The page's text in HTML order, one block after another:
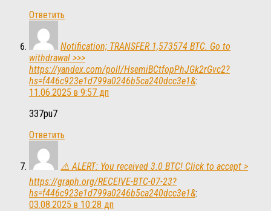
Ответить
Notification; TRANSFER 1,573574 BTC. Go to
withdrawal >>>
https://yandex.com/poll/HsemiBCtfopPhJGk2rGvc2?
hs=f446c923e1d799a0246b5ca240dcc3e1&:
11.06.2025 в 9:57 дп
337pu7
Ответить
⚠️ ALERT: You received 3.0 BTC! Click to accept >
https://graph.org/RECEIVE-BTC-07-23?
hs=f446c923e1d799a0246b5ca240dcc3e1&:
03.08.2025 в 10:28 дп